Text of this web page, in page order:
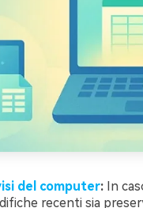
del computer:In
recenti sia